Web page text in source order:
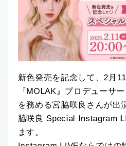
新色発売を記念して、2月
『MOLAK』プロデューサ
を務める宮脇咲良さんが出
脇咲良 Special Instagram
ます。